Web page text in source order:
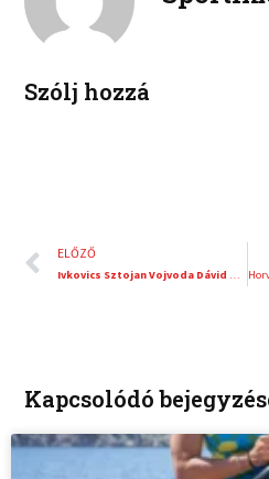
n
Szólj hozzá
Előző
ELŐZŐ
Ivkovics Sztojan Vojvoda Dávid mellett áll
Kapcsolódó